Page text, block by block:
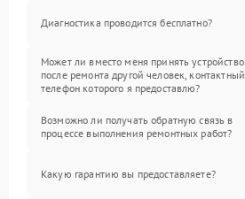
Диагностика проводится бесплатно?
Может ли вместо меня принять устройство
после ремонта другой человек, контактный
телефон которого я предоставлю?
Возможно ли получать обратную связь в
процессе выполнения ремонтных работ?
Какую гарантию вы предоставляете?